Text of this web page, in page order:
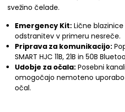
svežino čelade.
Emergency Kit: Lične
odstranitev v primeru nesreče.
Priprava za komunikacijo:
SMART HJC 11B, 21B in 50B
Udobje za očala: Posebni
omogočajo nemoteno uporabo
očal.